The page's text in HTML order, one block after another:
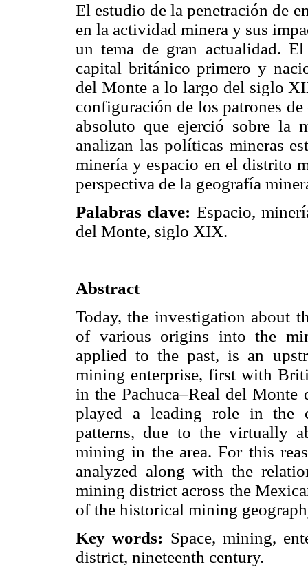
El estudio de la penetración de
en la actividad minera y sus
un tema de gran actualidad.
capital británico primero y
del Monte a lo largo del siglo
configuración de los patrones
absoluto que ejerció sobre la
analizan las políticas mineras
minería y espacio en el distrito
perspectiva de la geografía
Palabras clave: Espacio,
del Monte, siglo XIX.
Abstract
Today, the investigation about
of various origins into the
applied to the past, is an
mining enterprise, first with
in the Pachuca–Real del
played a leading role in the
patterns, due to the virtually
mining in the area. For this
analyzed along with the
mining district across the
of the historical mining
Key words: Space, mining,
district, nineteenth century.